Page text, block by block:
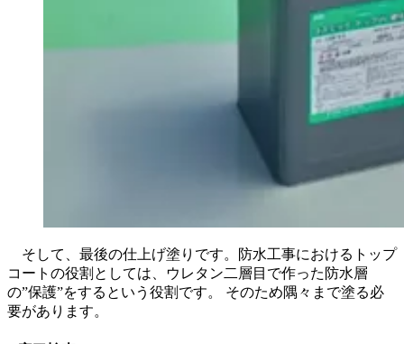
そして、最後の仕上げ塗りです。防水工事におけるトップ
コートの役割としては、ウレタン二層目で作った防水層
の”保護”をするという役割です。 そのため隅々まで塗る必
要があります。